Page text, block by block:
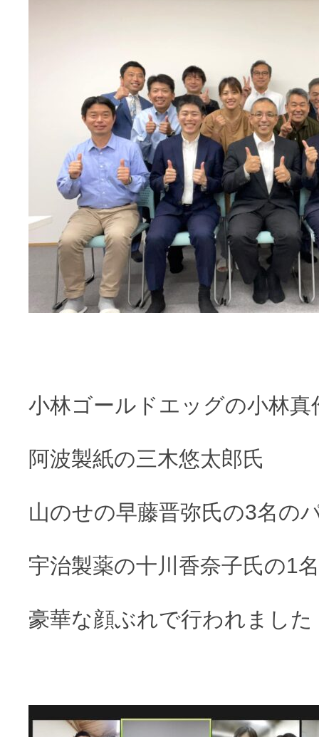
小林ゴールドエッグの小林真
阿波製紙の三木悠太郎氏
山のせの早藤晋弥氏の3名の
宇治製薬の十川香奈子氏の1
豪華な顔ぶれで行われました